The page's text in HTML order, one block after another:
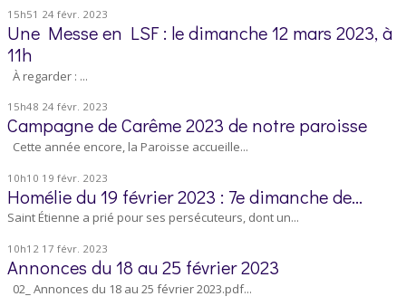
15h51 24 févr. 2023
Une Messe en LSF : le dimanche 12 mars 2023, à
11h
À regarder : ...
15h48 24 févr. 2023
Campagne de Carême 2023 de notre paroisse
Cette année encore, la Paroisse accueille...
10h10 19 févr. 2023
Homélie du 19 février 2023 : 7e dimanche de...
Saint Étienne a prié pour ses persécuteurs, dont un...
10h12 17 févr. 2023
Annonces du 18 au 25 février 2023
02_ Annonces du 18 au 25 février 2023.pdf...